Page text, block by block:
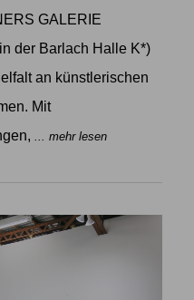
GALERIE
der Barlach Halle K*)
an künstlerischen
Mit
... mehr lesen